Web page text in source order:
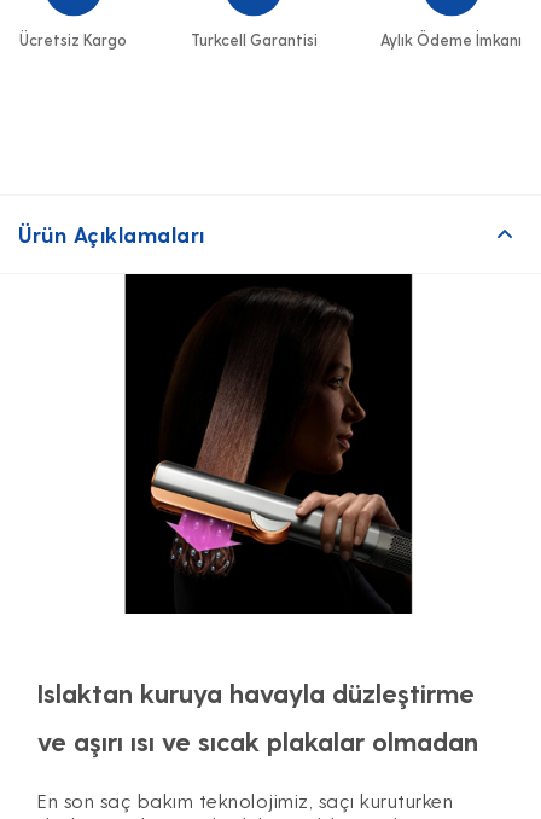
Ücretsiz Kargo Turkcell Garantisi Aylık Ödeme İmkanı
Ürün Açıklamaları
Islaktan kuruya havayla düzleştirme
ve aşırı ısı ve sıcak plakalar olmadan
En son saç bakım teknolojimiz, saçı kuruturken